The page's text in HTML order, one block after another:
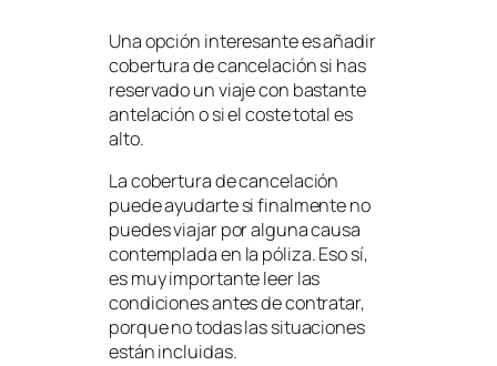
Una opción interesante es añadir
cobertura de cancelación si has
reservado un viaje con bastante
antelación o si el coste total es
alto.
La cobertura de cancelación
puede ayudarte si finalmente no
puedes viajar por alguna causa
contemplada en la póliza. Eso sí,
es muy importante leer las
condiciones antes de contratar,
porque no todas las situaciones
están incluidas.